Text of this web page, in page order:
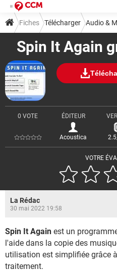
Spin It Again
VOTRE
0 VOTE ÉDITEUR
Acoustica
Fiches Télécharger Audio &
La Rédac
30 mai 2022 19:58
Spin It Again est un
l'aide dans la copie des
utilisation est simplifiée grâce
traitement.